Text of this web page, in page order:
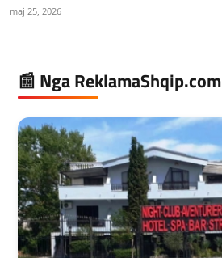
maj 25, 2026
📰 Nga ReklamaShqip.com